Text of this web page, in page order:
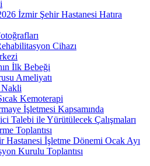
İzmir Şehir Hastanesi Hatıra
Cihazı
İlk Bebeği
Ameliyatı
Kemoterapi
İşletmesi Kapsamında
Talebi ile Yürütülecek Çalışmaları
Toplantısı
Hastanesi İşletme Dönemi Ocak Ayı
Kurulu Toplantısı